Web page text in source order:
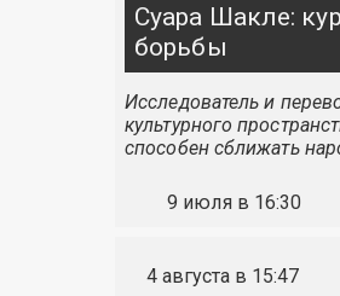
Суара Шакле:
борьбы
Исследователь и
культурного
способен сближать
9 июля в 16:30
4 августа в 15:47